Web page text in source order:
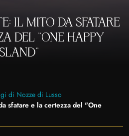
IL MITO DA SFATARE
DEL "ONE HAPPY
di Nozze di Lusso
sfatare e la certezza del "One